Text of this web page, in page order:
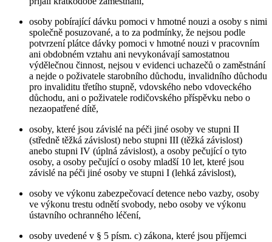
osoby pobírající dávku pomoci v hmotné nouzi a osoby s nimi
společně posuzované, a to za podmínky, že nejsou podle
potvrzení plátce dávky pomoci v hmotné nouzi v pracovním
ani obdobném vztahu ani nevykonávají samostatnou
výdělečnou činnost, nejsou v evidenci uchazečů o zaměstnání
a nejde o poživatele starobního důchodu, invalidního důchodu
pro invaliditu třetího stupně, vdovského nebo vdoveckého
důchodu, ani o poživatele rodičovského příspěvku nebo o
nezaopatřené dítě,
osoby, které jsou závislé na péči jiné osoby ve stupni II
(středně těžká závislost) nebo stupni III (těžká závislost)
anebo stupni IV (úplná závislost), a osoby pečující o tyto
osoby, a osoby pečující o osoby mladší 10 let, které jsou
závislé na péči jiné osoby ve stupni I (lehká závislost),
osoby ve výkonu zabezpečovací detence nebo vazby, osoby
ve výkonu trestu odnětí svobody, nebo osoby ve výkonu
ústavního ochranného léčení,
osoby uvedené v § 5 písm. c) zákona, které jsou příjemci